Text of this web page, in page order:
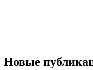
Новые